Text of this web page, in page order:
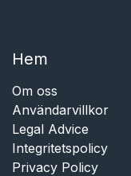
Hem​​
Om oss
Användarvillkor
Legal Advice
Integritetspolicy
Privacy Policy